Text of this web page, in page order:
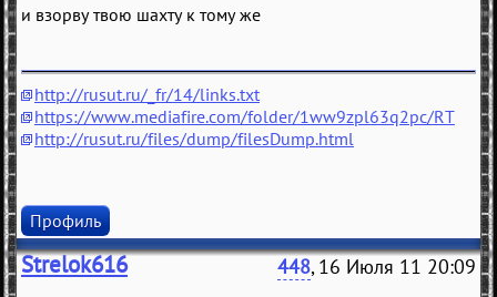
и взорву твою шахту к тому же
http://rusut.ru/_fr/14/links.txt
https://www.mediafire.com/folder/1ww9zpl63q2pc/RT
http://rusut.ru/files/dump/filesDump.html
Профиль
Strelok616 448, 16 Июля 11 20:09